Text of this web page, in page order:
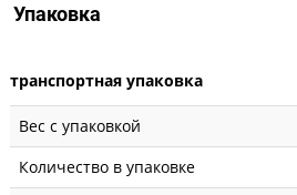
Упаковка
транспортная упаковка
Вес с упаковкой
Количество в упаковке